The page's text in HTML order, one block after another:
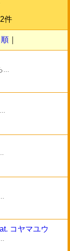
件
コヤマユウ